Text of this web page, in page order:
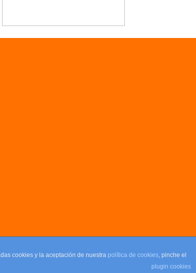
cookies y la aceptación de nuestra política de cookies, pinche el
plugin cookies